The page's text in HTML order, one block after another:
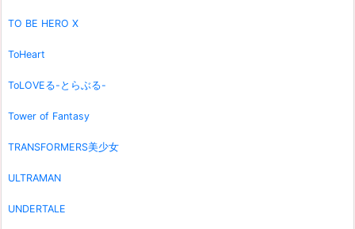
TO BE HERO X
ToHeart
ToLOVEる-とらぶる-
Tower of Fantasy
TRANSFORMERS美少女
ULTRAMAN
UNDERTALE